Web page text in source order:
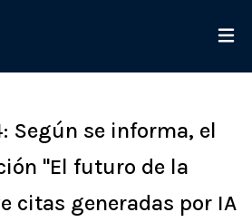
Según se informa, el
"El futuro de la
citas generadas por IA